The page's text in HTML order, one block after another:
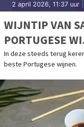
2 april 2026, 11:37 uur
WIJNTIP VAN
PORTUGESE
In deze steeds terug
beste Portugese wijnen.